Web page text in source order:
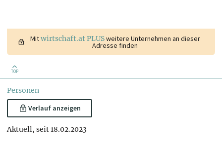
Mitwirtschaft.at PLUSweitere Unternehmen an dieser
Adresse finden
TOP
Personen
Verlauf anzeigen
Aktuell, seit 18.02.2023